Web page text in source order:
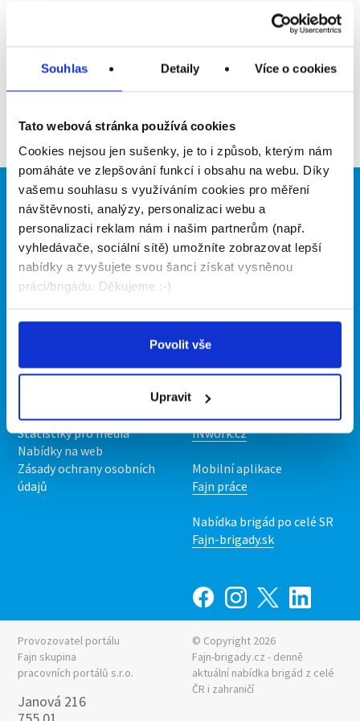
Souhlas Detaily Více o cookies
Tato webová stránka používá cookies
Cookies nejsou jen sušenky, je to i způsob, kterým nám
pomáháte ve zlepšování funkcí i obsahu na webu. Díky
vašemu souhlasu s využíváním cookies pro měření
návštěvnosti, analýzy, personalizaci webu a
personalizaci reklam nám i našim partnerům (např.
vyhledávače, sociální sítě) umožníte zobrazovat lepší
nabídky a zvyšujete svou šanci získat vysněnou
práci/brigádu. Děkujeme :-)
Povolit vše
Upravit
Brigádníci
Články
Hledané brigády
Firmy
Vložit inzerát
Ceník
Propagace
O portálu
Kontakt
O nás
Upravit předvolby cookies
Statistiky pro média
Nabídky na web
Zásady ochrany osobních
údajů
Fajn brigády
Nabídka práce z celé ČR
INwork.cz
Mobilní aplikace
Fajn práce
Nabídka brigád po celé SR
Fajn-brigady.sk
Provozovatel portálu
Fajn skupina
pracovních portálů s.r.o.
Janová 216
© Copyright 2026
Fajn-brigady.cz - denně
aktuální nabídka brigád z celé
ČR i zahraničí